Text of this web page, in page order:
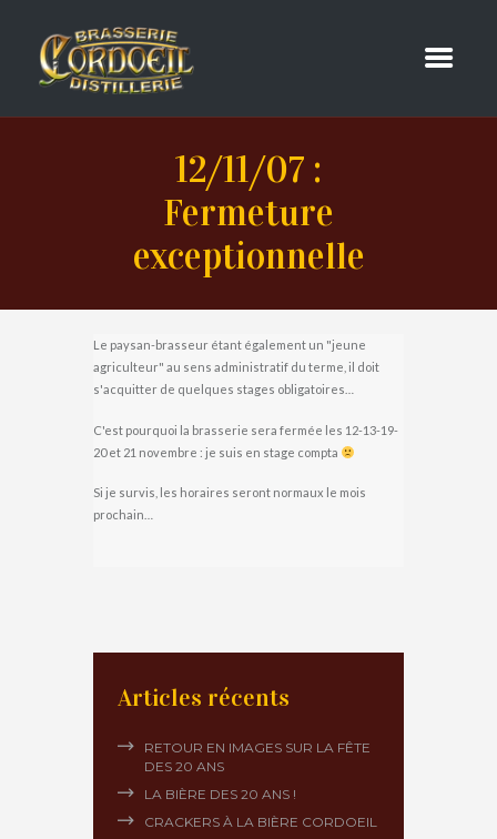
12/11/07 :
Fermeture
exceptionnelle
Le paysan-brasseur étant également un "jeune
agriculteur" au sens administratif du terme, il doit
s'acquitter de quelques stages obligatoires…
C'est pourquoi la brasserie sera fermée les 12-13-19-
20 et 21 novembre : je suis en stage compta
Si je survis, les horaires seront normaux le mois
prochain…
Articles récents
RETOUR EN IMAGES SUR LA FÊTE
DES 20 ANS
LA BIÈRE DES 20 ANS !
CRACKERS À LA BIÈRE CORDOEIL